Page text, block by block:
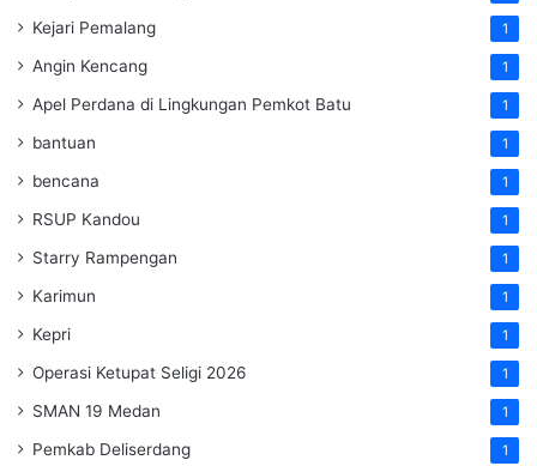
Kejari Pemalang 1
Angin Kencang 1
Apel Perdana di Lingkungan Pemkot Batu 1
bantuan 1
bencana 1
RSUP Kandou 1
Starry Rampengan 1
Karimun 1
Kepri 1
Operasi Ketupat Seligi 2026 1
SMAN 19 Medan 1
Pemkab Deliserdang 1